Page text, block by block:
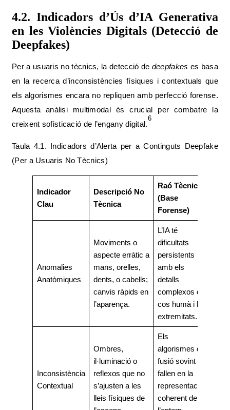
4.2. Indicadors d’Ús d’IA Generativa
en les Violències Digitals (Detecció de
Deepfakes)
Per a usuaris no tècnics, la detecció de deepfakes es basa
en la recerca d’inconsistències físiques i contextuals que
els algorismes encara no repliquen amb perfecció forense.
Aquesta anàlisi multimodal és crucial per combatre la
creixent sofisticació de l’engany digital.
6
Taula 4.1. Indicadors d’Alerta per a Continguts Deepfake
(Per a Usuaris No Tècnics)
Indicador
Clau
Descripció No
Tècnica
Raó Tècnica
(Base
Forense)
Anomalies
Anatòmiques
Moviments o
aspecte erràtic a
mans, orelles,
dents, o cabells;
canvis ràpids en
l’aparença.
L’IA té
dificultats
persistents
amb els
detalls
complexos del
cos humà i les
extremitats.
Inconsistència
Contextual
Ombres,
il·luminació o
reflexos que no
s’ajusten a les
lleis físiques de
Els
algorismes de
fusió sovint
fallen en la
representació
coherent de